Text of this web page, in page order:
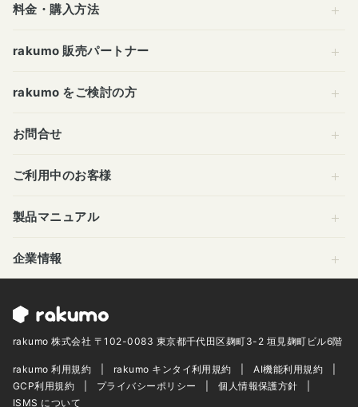
料金・購入方法
rakumo 販売パートナー
rakumo をご検討の方
お問合せ
ご利用中のお客様
製品マニュアル
企業情報
rakumo 株式会社 〒102-0083 東京都千代田区麹町3-2 垣見麹町ビル6階
rakumo 利用規約 rakumo キンタイ利用規約
AI機能利用規約
GCP利用規約
プライバシーポリシー
個人情報保護方針
ISMS について